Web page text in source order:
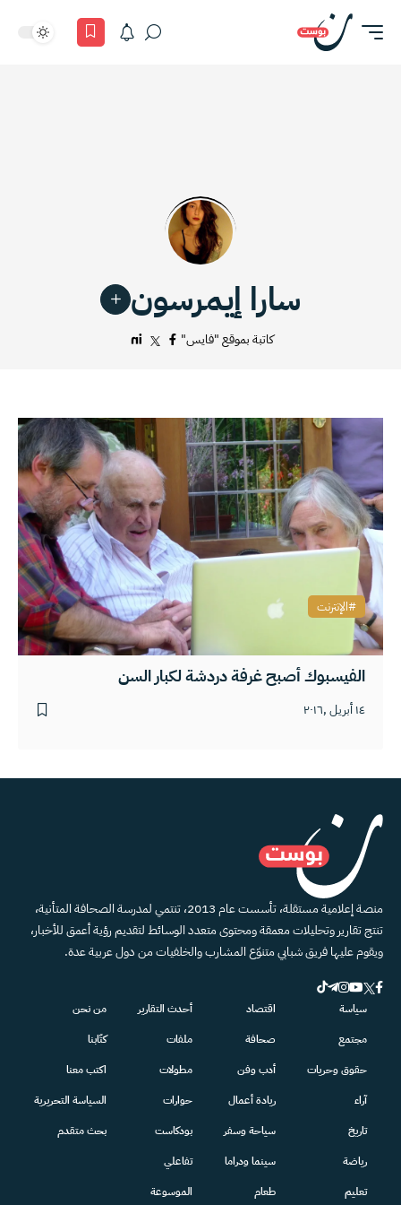
سارا إيمرسون
كاتبة بموقع "فايس"
الفيسبوك أصبح غرفة دردشة لكبار السن
١٤ أبريل ,٢٠١٦
الإنترنت
منصة إعلامية مستقلة، تأسست عام 2013، تنتمي لمدرسة الصحافة المتأنية،
تنتج تقارير وتحليلات معمقة ومحتوى متعدد الوسائط لتقديم رؤية أعمق للأخبار،
ويقوم عليها فريق شبابي متنوّع المشارب والخلفيات من دول عربية عدة.
سياسة
مجتمع
حقوق وحريات
آراء
تاريخ
رياضة
تعليم
اقتصاد
صحافة
أدب وفن
ريادة أعمال
سياحة وسفر
سينما ودراما
طعام
أحدث التقارير
ملفات
مطولات
حوارات
بودكاست
تفاعلي
الموسوعة
من نحن
كتّابنا
اكتب معنا
السياسة التحريرية
بحث متقدم